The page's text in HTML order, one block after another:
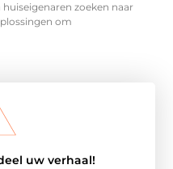
zoeken naar
om
uw verhaal!